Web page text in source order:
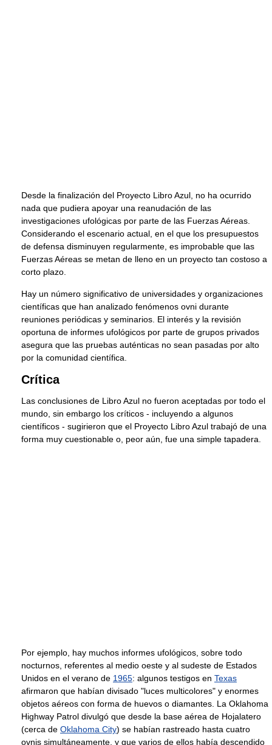
Desde la finalización del Proyecto Libro Azul, no ha ocurrido
nada que pudiera apoyar una reanudación de las
investigaciones ufológicas por parte de las Fuerzas Aéreas.
Considerando el escenario actual, en el que los presupuestos
de defensa disminuyen regularmente, es improbable que las
Fuerzas Aéreas se metan de lleno en un proyecto tan costoso a
corto plazo.
Hay un número significativo de universidades y organizaciones
científicas que han analizado fenómenos ovni durante
reuniones periódicas y seminarios. El interés y la revisión
oportuna de informes ufológicos por parte de grupos privados
asegura que las pruebas auténticas no sean pasadas por alto
por la comunidad científica.
Crítica
Las conclusiones de Libro Azul no fueron aceptadas por todo el
mundo, sin embargo los críticos - incluyendo a algunos
científicos - sugirieron que el Proyecto Libro Azul trabajó de una
forma muy cuestionable o, peor aún, fue una simple tapadera.
Por ejemplo, hay muchos informes ufológicos, sobre todo
nocturnos, referentes al medio oeste y al sudeste de Estados
Unidos en el verano de 1965: algunos testigos en Texas
afirmaron que habían divisado "luces multicolores" y enormes
objetos aéreos con forma de huevos o diamantes. La Oklahoma
Highway Patrol divulgó que desde la base aérea de Hojalatero
(cerca de Oklahoma City) se habían rastreado hasta cuatro
ovnis simultáneamente, y que varios de ellos había descendido